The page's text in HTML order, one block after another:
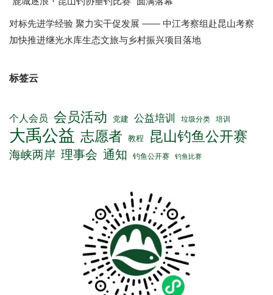
对标先进学经验 聚力实干促发展 —— 中江考察组赴昆山考察
加快推进继光水库生态文旅与乡村振兴项目落地
标签云
个人会员 会员活动 党建 公益培训 垃圾分类 培训
大禹公益 志愿者 教程 昆山钓鱼公开赛
海峡两岸 理事会 通知 钓鱼公开赛 钓鱼比赛